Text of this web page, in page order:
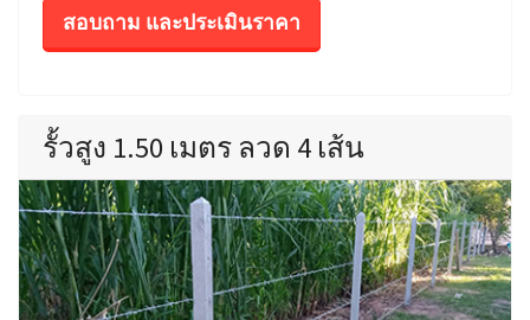
สอบถาม และประเมินราคา
รั้วสูง 1.50 เมตร ลวด 4 เส้น